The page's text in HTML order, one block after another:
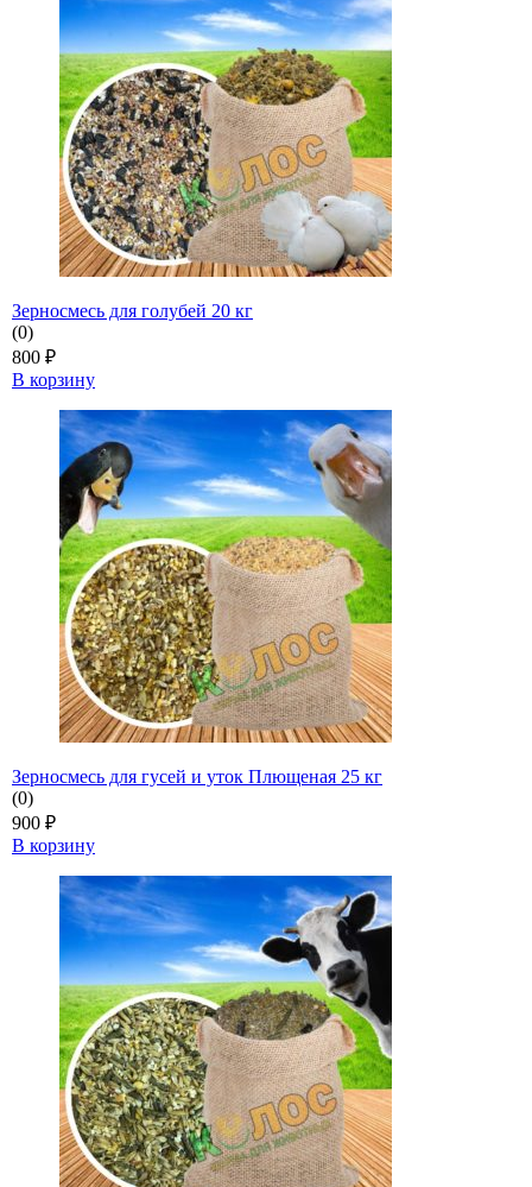
Зерносмесь для голубей 20 кг
(0)
800 ₽
В корзину
Зерносмесь для гусей и уток Плющеная 25 кг
(0)
900 ₽
В корзину